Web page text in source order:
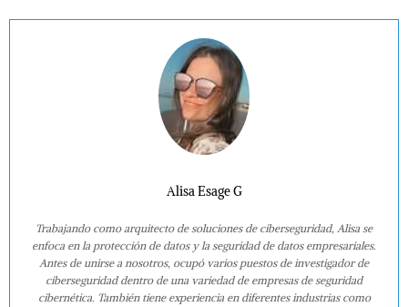
Alisa Esage G
Trabajando como arquitecto de soluciones de ciberseguridad, Alisa se
enfoca en la protección de datos y la seguridad de datos empresariales.
Antes de unirse a nosotros, ocupó varios puestos de investigador de
ciberseguridad dentro de una variedad de empresas de seguridad
cibernética. También tiene experiencia en diferentes industrias como